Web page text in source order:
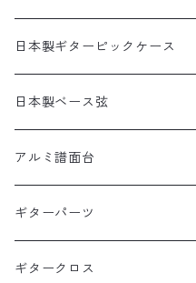
抹茶ピック
岡安芳明シグネイチャーピック
1.2mm×10枚パック
1.5mm×10枚パック
布川俊樹モデル
岡安芳明モデル
0.8mm×10枚パック
1.0mm×10枚パック
矢堀孝一モデル
Alan Kwanモデル
WT(ポリアセタール)1.5mm
ギターストラップ
ギターペグ
日本製ギターピックケース
日本製缶ピックケース
犬缶ケース
猫缶ケース
日本製本革ピックケース
本革ピックケース黒
本革ピックケース茶
日本製本革ピックケース動物柄
日本製ベース弦
1SET入りベース弦
1SET入りベース弦
1SET入りベース弦ピックあり
2SET入りベース弦
2SET入りベース弦
アルミ譜面台
DMS-5000 BLACK
DMS-4000 SILVER
ギターパーツ
ギタークロス